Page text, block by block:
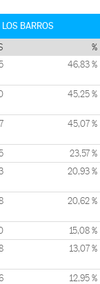
BARROS
%
46,83 %
45,25 %
45,07 %
23,57 %
20,93 %
20,62 %
15,08 %
13,07 %
12,95 %